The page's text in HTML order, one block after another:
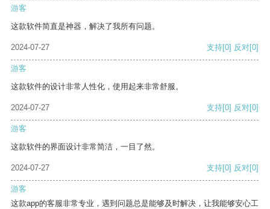
游客
这款软件简直是神器，解决了我所有问题。
2024-07-27 支持[0] 反对[0]
游客
这款软件的设计非常人性化，使用起来非常舒服。
2024-07-27 支持[0] 反对[0]
游客
这款软件的界面设计非常简洁，一目了然。
2024-07-27 支持[0] 反对[0]
游客
这款app的客服非常专业，遇到问题总是能够及时解决，让我能够安心工